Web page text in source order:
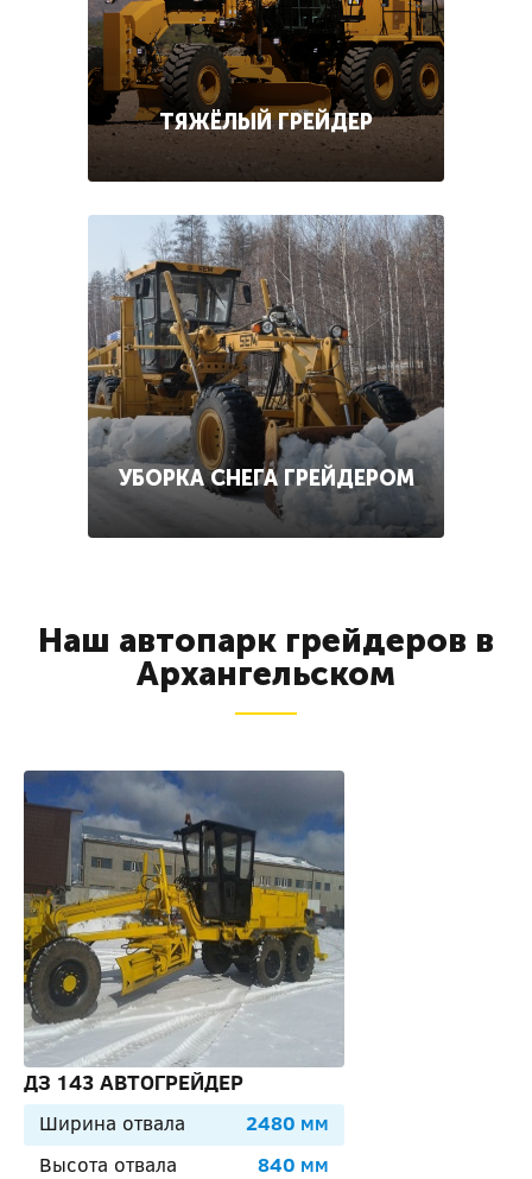
ТЯЖЁЛЫЙ ГРЕЙДЕР
УБОРКА СНЕГА ГРЕЙДЕРОМ
Наш автопарк грейдеров в
Архангельском
ДЗ 143 АВТОГРЕЙДЕР
Ширина отвала
2480 мм
Высота отвала
840 мм